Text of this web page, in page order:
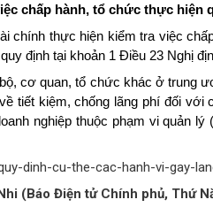
chấp hành, tổ chức thực hiện
chính thực hiện kiểm tra việc
định tại khoản 1 Điều 23 Nghị
cơ quan, tổ chức khác ở trung
tiết kiệm, chống lãng phí đối
nghiệp thuộc phạm vi quản
dinh-cu-the-cac-hanh-vi-gay-
(Báo Điện tử Chính phủ, Thứ